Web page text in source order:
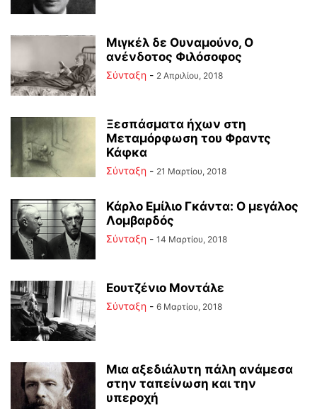
Μιγκέλ δε Ουναμούνο, Ο
ανένδοτος Φιλόσοφος
Σύνταξη - 2 Απριλίου, 2018
Ξεσπάσματα ήχων στη
Μεταμόρφωση του Φραντς
Κάφκα
Σύνταξη - 21 Μαρτίου, 2018
Κάρλο Εμίλιο Γκάντα: Ο μεγάλος
Λομβαρδός
Σύνταξη - 14 Μαρτίου, 2018
Εουτζένιο Μοντάλε
Σύνταξη - 6 Μαρτίου, 2018
Μια αξεδιάλυτη πάλη ανάμεσα
στην ταπείνωση και την
υπεροχή